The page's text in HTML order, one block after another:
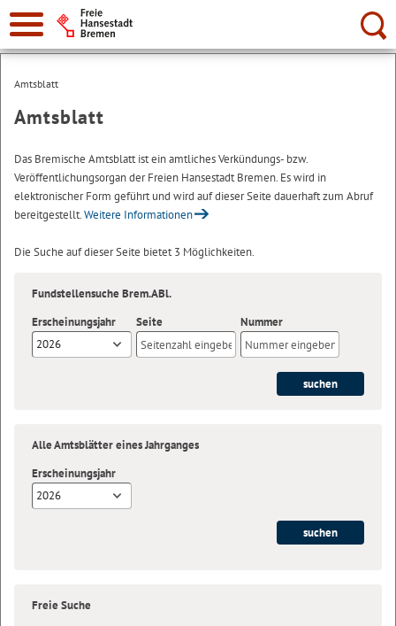
Suche:
Amtsblatt
Amtsblatt
Das Bremische Amtsblatt ist ein amtliches Verkündungs- bzw.
Veröffentlichungsorgan der Freien Hansestadt Bremen. Es wird in
elektronischer Form geführt und wird auf dieser Seite dauerhaft zum Abruf
bereitgestellt.Weitere Informationen
Die Suche auf dieser Seite bietet 3 Möglichkeiten.
Fundstellensuche Brem.ABl.
Erscheinungsjahr
2026
Seite Nummer
Alle Amtsblätter eines Jahrganges
Erscheinungsjahr
2026
Freie Suche